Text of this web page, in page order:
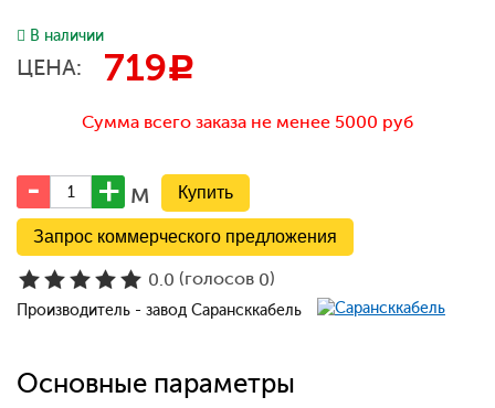
В наличии
ЦЕНА: 719c
Сумма всего заказа не менее 5000 руб
м
Запрос коммерческого предложения
0.0 (голосов 0)
Производитель - завод Сарансккабель
Основные параметры